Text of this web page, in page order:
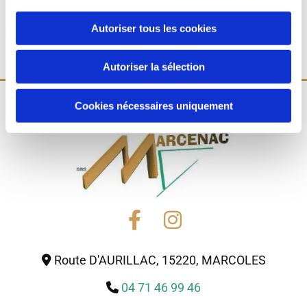
Autoriser tous les cookies
Autoriser la sélection
Cookies nécessaires uniquement
marcenacetfils@orange.fr
Route D'AURILLAC, 15220, MARCOLES
 04 71 46 99 46